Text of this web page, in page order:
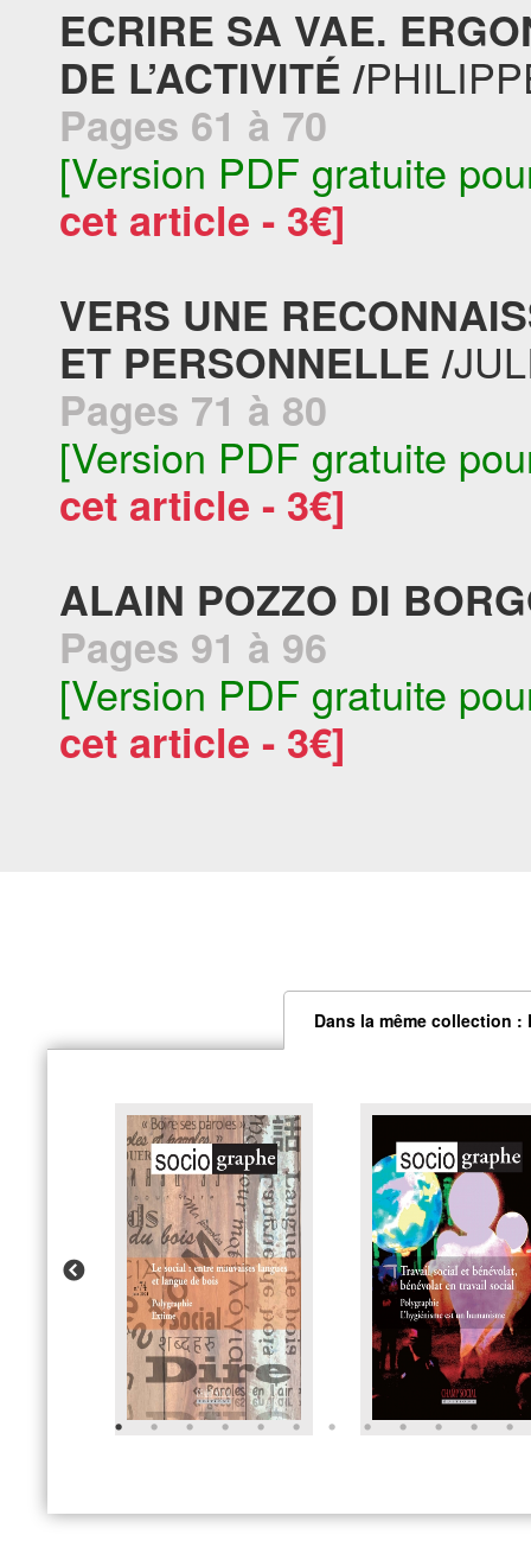
ECRIRE SA VAE.
DE L’ACTIVITÉ /
Pages 61 à 70
[Version PDF gratuite
cet article - 3€]
VERS UNE
ET PERSONNELLE /
Pages 71 à 80
[Version PDF gratuite
cet article - 3€]
ALAIN POZZO DI
Pages 91 à 96
[Version PDF gratuite
cet article - 3€]
Dans la même collection